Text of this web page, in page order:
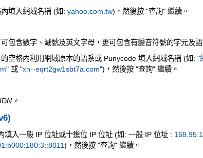
填入網域名稱 (如: yahoo.com.tw)，然後按 "查詢" 繼續。
可包含數字、減號及英文字母，更可包含有變音符號的字元及語
空格內利用網域原本的語系或 Punycode 填入網域名稱 (如: "
" 或 "xn--eqrt2gw1sbt7a.com")，然後按 "查詢" 繼續。
。
填入一般 IP 位址或十進位 IP 位址 (如: 一般 IP 位址 :
)，然後按 "查詢" 繼續。